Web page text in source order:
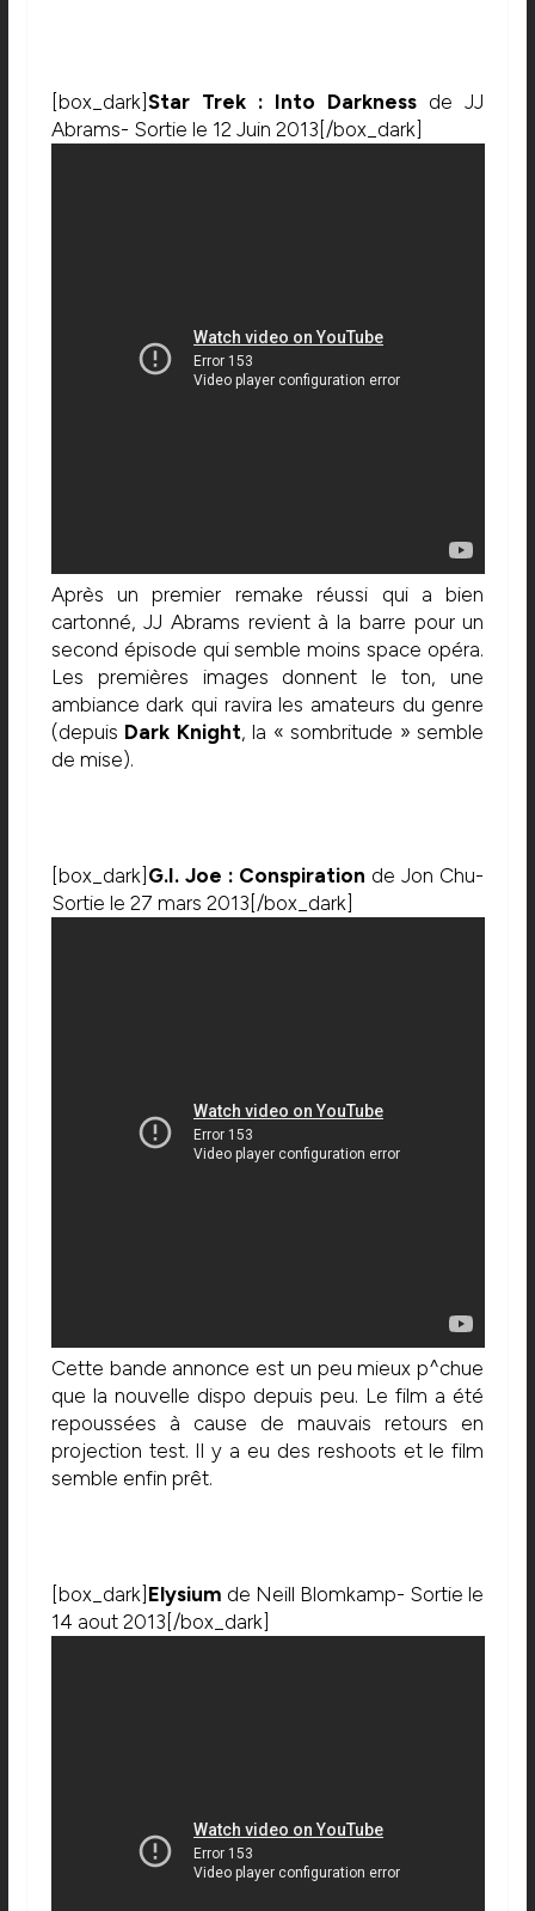
[box_dark] Star Trek : Into Darkness de JJ
Abrams- Sortie le 12 Juin 2013[/box_dark]
Après un premier remake réussi qui a bien
cartonné, JJ Abrams revient à la barre pour un
second épisode qui semble moins space opéra.
Les premières images donnent le ton, une
ambiance dark qui ravira les amateurs du genre
(depuis Dark Knight, la « sombritude » semble
de mise).
[box_dark] G.I. Joe : Conspiration de Jon Chu-
Sortie le 27 mars 2013[/box_dark]
Cette bande annonce est un peu mieux p^chue
que la nouvelle dispo depuis peu. Le film a été
repoussées à cause de mauvais retours en
projection test. Il y a eu des reshoots et le film
semble enfin prêt.
[box_dark] Elysium de Neill Blomkamp- Sortie le
14 aout 2013[/box_dark]